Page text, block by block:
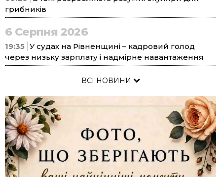
грибників
6 Серпня 2026
19:35 У судах на Рівненщині – кадровий голод
через низьку зарплату і надмірне навантаження
ВСІ НОВИНИ